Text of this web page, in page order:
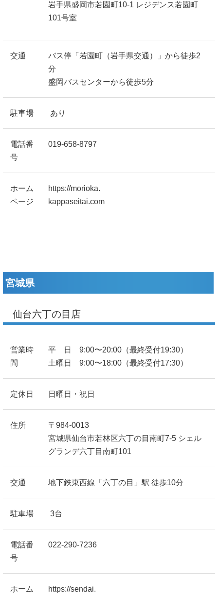
岩手県盛岡市若園町10-1 レジデンス若園町
101号室
交通
バス停「若園町（岩手県交通）」から徒歩2
分
盛岡バスセンターから徒歩5分
駐車場 あり
電話番
号
019-658-8797
ホーム
ページ
https://morioka.
kappaseitai.com
宮城県
仙台六丁の目店
営業時
間
平 日 9:00〜20:00（最終受付19:30）
土曜日 9:00〜18:00（最終受付17:30）
定休日 日曜日・祝日
住所
〒984-0013
宮城県仙台市若林区六丁の目南町7-5 シェル
グランデ六丁目南町101
交通 地下鉄東西線「六丁の目」駅 徒歩10分
駐車場 3台
電話番
号
022-290-7236
ホーム
https://sendai.